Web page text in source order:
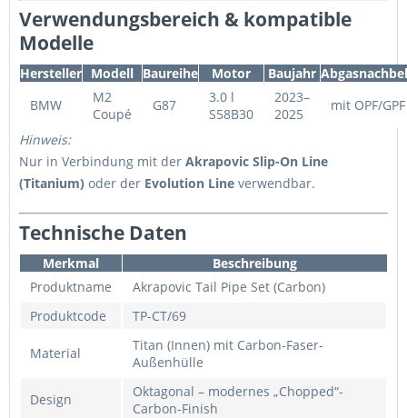
Verwendungsbereich & kompatible
Modelle
Hersteller Modell Baureihe Motor Baujahr
BMW
M2
Coupé
G87
3.0 l
S58B30
2023–
2025
mit OPF/GPF
Hinweis:
Nur in Verbindung mit der Akrapovic Slip-On Line
(Titanium) oder der Evolution Line verwendbar.
Technische Daten
Merkmal
Beschreibung
Produktname
Akrapovic Tail Pipe Set (Carbon)
Produktcode
TP-CT/69
Material
Titan (Innen) mit Carbon-Faser-
Außenhülle
Design
Oktagonal – modernes „Chopped“-
Carbon-Finish